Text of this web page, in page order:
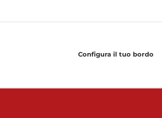
Configura il tuo bordo